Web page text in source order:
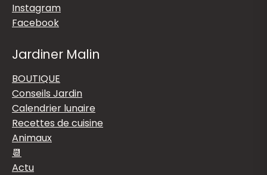
Instagram
Facebook
Jardiner Malin
BOUTIQUE
Conseils Jardin
Calendrier lunaire
Recettes de cuisine
Animaux
📆
Actu